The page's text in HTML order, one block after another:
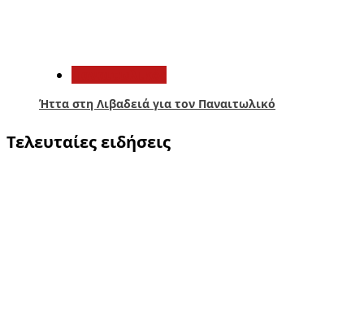
Ήττα στη Λιβαδειά για τον Παναιτωλικό
Τελευταίες ειδήσεις